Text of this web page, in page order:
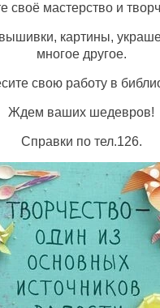
своё мастерство и
картины,
многое другое.
свою работу в
Ждем ваших шедевров!
Справки по тел.126.